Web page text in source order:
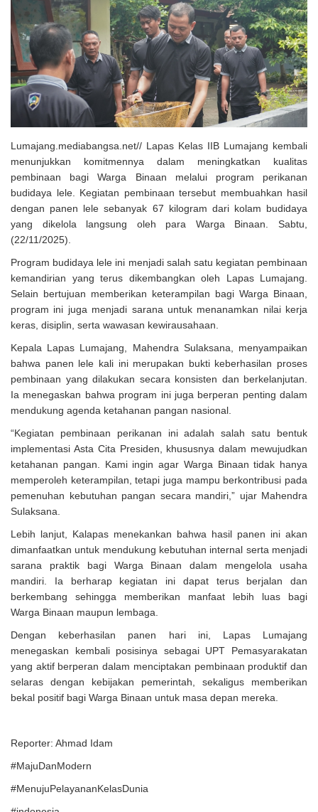
Uji Coba Program NADI JKN
Lumajang.mediabangsa.net// Lapas Kelas IIB Lumajang kembali
menunjukkan komitmennya dalam meningkatkan kualitas
pembinaan bagi Warga Binaan melalui program perikanan
budidaya lele. Kegiatan pembinaan tersebut membuahkan hasil
dengan panen lele sebanyak 67 kilogram dari kolam budidaya
yang dikelola langsung oleh para Warga Binaan. Sabtu,
(22/11/2025).
Program budidaya lele ini menjadi salah satu kegiatan pembinaan
kemandirian yang terus dikembangkan oleh Lapas Lumajang.
Selain bertujuan memberikan keterampilan bagi Warga Binaan,
program ini juga menjadi sarana untuk menanamkan nilai kerja
keras, disiplin, serta wawasan kewirausahaan.
Kepala Lapas Lumajang, Mahendra Sulaksana, menyampaikan
bahwa panen lele kali ini merupakan bukti keberhasilan proses
pembinaan yang dilakukan secara konsisten dan berkelanjutan.
Ia menegaskan bahwa program ini juga berperan penting dalam
mendukung agenda ketahanan pangan nasional.
“Kegiatan pembinaan perikanan ini adalah salah satu bentuk
implementasi Asta Cita Presiden, khususnya dalam mewujudkan
ketahanan pangan. Kami ingin agar Warga Binaan tidak hanya
memperoleh keterampilan, tetapi juga mampu berkontribusi pada
pemenuhan kebutuhan pangan secara mandiri,” ujar Mahendra
Sulaksana.
Lebih lanjut, Kalapas menekankan bahwa hasil panen ini akan
dimanfaatkan untuk mendukung kebutuhan internal serta menjadi
sarana praktik bagi Warga Binaan dalam mengelola usaha
mandiri. Ia berharap kegiatan ini dapat terus berjalan dan
berkembang sehingga memberikan manfaat lebih luas bagi
Warga Binaan maupun lembaga.
Dengan keberhasilan panen hari ini, Lapas Lumajang
menegaskan kembali posisinya sebagai UPT Pemasyarakatan
yang aktif berperan dalam menciptakan pembinaan produktif dan
selaras dengan kebijakan pemerintah, sekaligus memberikan
bekal positif bagi Warga Binaan untuk masa depan mereka.
Reporter: Ahmad Idam
#MajuDanModern
#MenujuPelayananKelasDunia